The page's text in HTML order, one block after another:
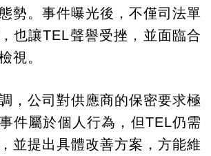
勢。事件曝光後，不僅司法單
也讓TEL聲譽受挫，並面臨合
視。
，公司對供應商的保密要求極
件屬於個人行為，但TEL仍需
並提出具體改善方案，方能維